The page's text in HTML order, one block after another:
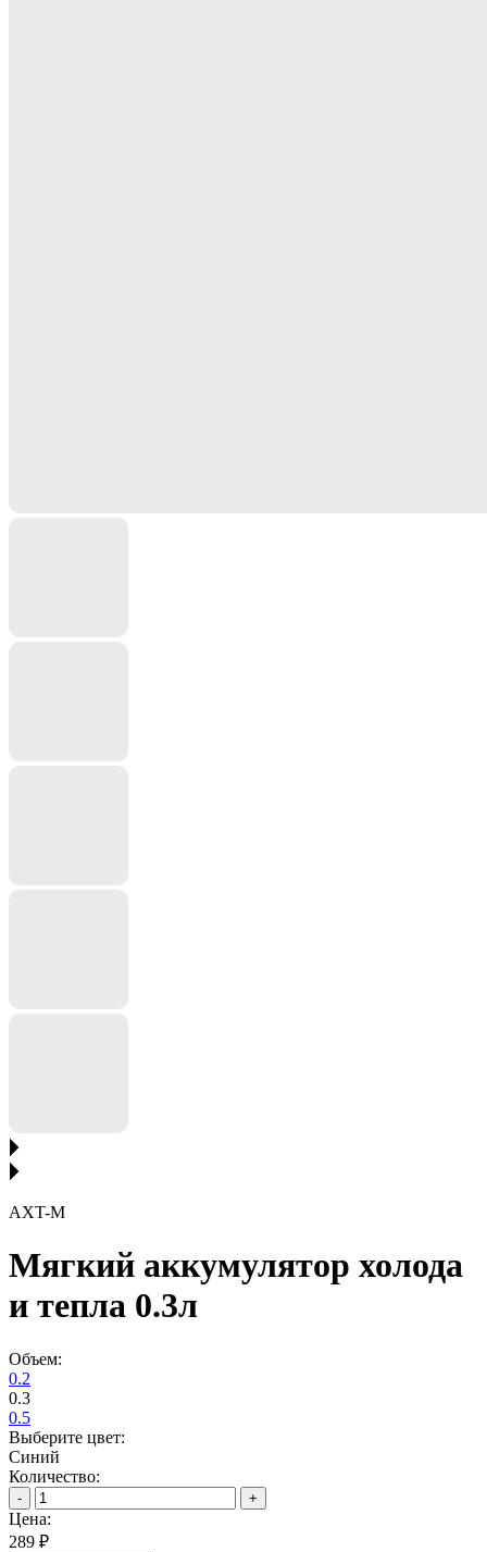
AXT-M
Мягкий аккумулятор холода
и тепла 0.3л
Объем:
0.2
0.3
0.5
Выберите цвет:
Синий
Количество:
- +
Цена:
289 ₽